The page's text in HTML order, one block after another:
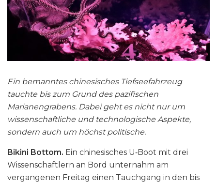
Ein bemanntes chinesisches Tiefseefahrzeug
tauchte bis zum Grund des pazifischen
Marianengrabens. Dabei geht es nicht nur um
wissenschaftliche und technologische Aspekte,
sondern auch um höchst politische.
Bikini Bottom. Ein chinesisches U‑Boot mit drei
Wissenschaftlern an Bord unternahm am
vergangenen Freitag einen Tauchgang in den bis